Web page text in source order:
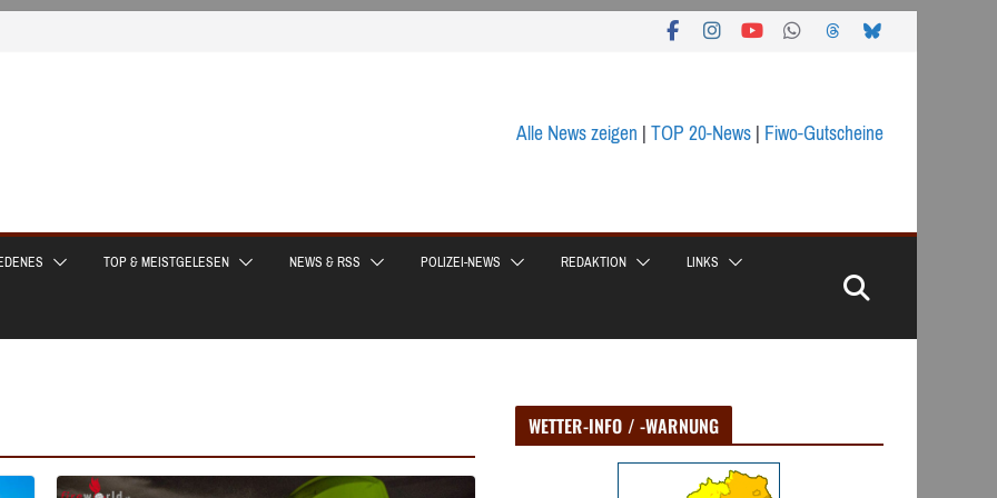
Alle News zeigen|TOP 20-News|Fiwo-Gutscheine
TOP & MEISTGELESEN NEWS & RSS POLIZEI-NEWS REDAKTION LINKS
WETTER-INFO / -WARNUNG